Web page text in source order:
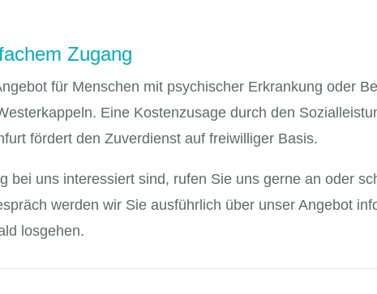
Zugang
für Menschen mit psychischer Erkrankung oder
Eine Kostenzusage durch den
fördert den Zuverdienst auf freiwilliger Basis.
bei uns interessiert sind, rufen Sie uns gerne an oder
werden wir Sie ausführlich über unser Angebot
losgehen.